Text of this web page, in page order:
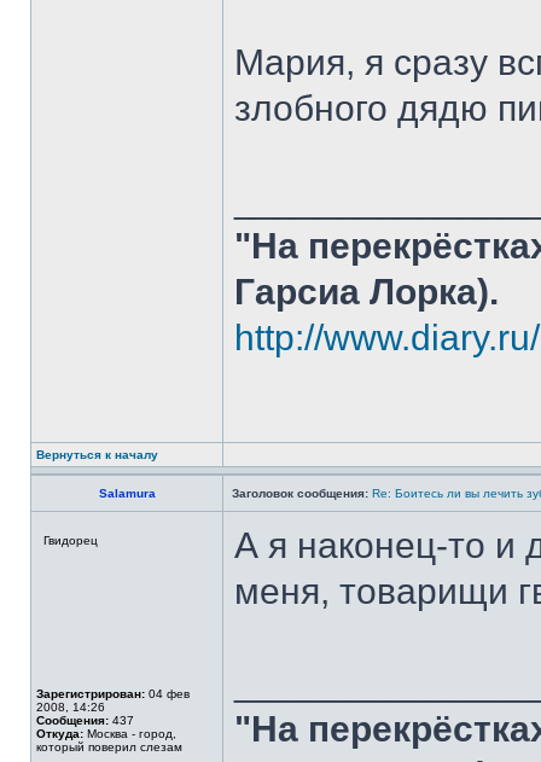
Мария, я сразу
злобного дядю
"На
Гарсиа Лорка).
http://
Вернуться к началу
Salamura Заголовок сообщения: Re: Боитесь ли вы лечить
Гвидорец
Зарегистрирован: 04 фев
2008, 14:26
Сообщения: 437
Откуда: Москва - город,
который поверил слезам
А я наконец-то и
меня, товарищи
"На